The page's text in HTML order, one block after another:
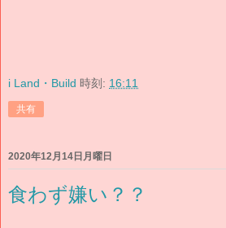
i Land・Build 時刻: 16:11
共有
2020年12月14日月曜日
食わず嫌い？？